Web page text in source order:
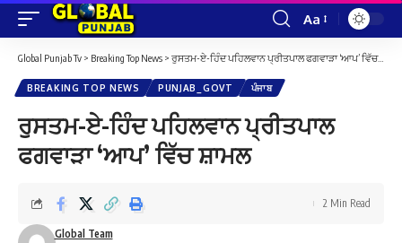
Font
Resizer
Aa
Global Punjab Tv > Breaking Top News > ਰੁਸਤਮ-ਏ-ਹਿੰਦ ਪਹਿਲਵਾਨ ਪ੍ਰੀਤਪਾਲ ਫਗਵਾੜਾ ‘ਆਪ’ ਵਿੱਚ ਸ਼ਾਮਲ
BREAKING TOP NEWS PUNJAB_GOVT ਪੰਜਾਬ
ਰੁਸਤਮ-ਏ-ਹਿੰਦ ਪਹਿਲਵਾਨ ਪ੍ਰੀਤਪਾਲ
ਫਗਵਾੜਾ ‘ਆਪ’ ਵਿੱਚ ਸ਼ਾਮਲ
Global Team
2 Min Read